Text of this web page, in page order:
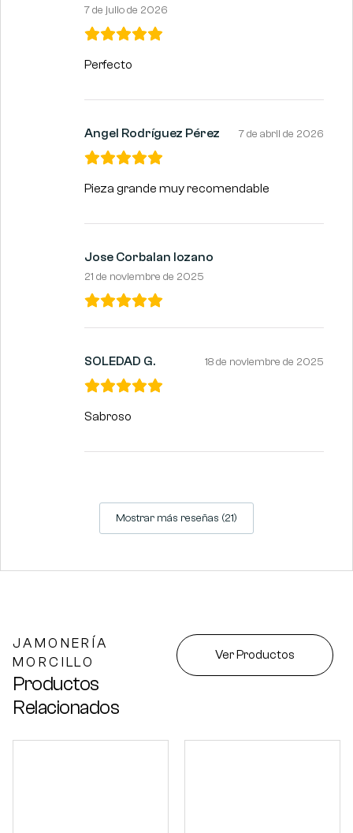
7 de julio de 2026
Perfecto
Angel Rodríguez Pérez 7 de abril de 2026
Pieza grande muy recomendable
Jose Corbalan lozano
21 de noviembre de 2025
SOLEDAD G. 18 de noviembre de 2025
Sabroso
Mostrar más reseñas (21)
JAMONERÍA
MORCILLO
Productos
Relacionados
Ver Productos